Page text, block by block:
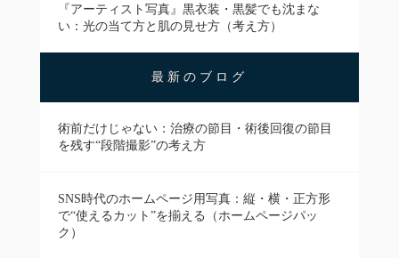
『アーティスト写真』黒衣装・黒髪でも沈まな
い：光の当て方と肌の見せ方（考え方）
最新のブログ
術前だけじゃない：治療の節目・術後回復の節目
を残す“段階撮影”の考え方
SNS時代のホームページ用写真：縦・横・正方形
で“使えるカット”を揃える（ホームページパッ
ク）